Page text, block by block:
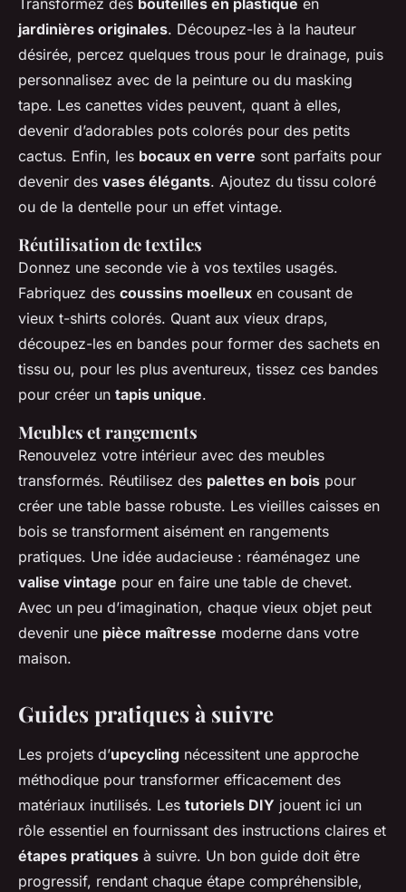
Transformez des bouteilles en plastique en
jardinières originales. Découpez-les à la hauteur
désirée, percez quelques trous pour le drainage, puis
personnalisez avec de la peinture ou du masking
tape. Les canettes vides peuvent, quant à elles,
devenir d’adorables pots colorés pour des petits
cactus. Enfin, les bocaux en verre sont parfaits pour
devenir des vases élégants. Ajoutez du tissu coloré
ou de la dentelle pour un effet vintage.
Réutilisation de textiles
Donnez une seconde vie à vos textiles usagés.
Fabriquez des coussins moelleux en cousant de
vieux t-shirts colorés. Quant aux vieux draps,
découpez-les en bandes pour former des sachets en
tissu ou, pour les plus aventureux, tissez ces bandes
pour créer un tapis unique.
Meubles et rangements
Renouvelez votre intérieur avec des meubles
transformés. Réutilisez des palettes en bois pour
créer une table basse robuste. Les vieilles caisses en
bois se transforment aisément en rangements
pratiques. Une idée audacieuse : réaménagez une
valise vintage pour en faire une table de chevet.
Avec un peu d’imagination, chaque vieux objet peut
devenir une pièce maîtresse moderne dans votre
maison.
Guides pratiques à suivre
Les projets d’upcycling nécessitent une approche
méthodique pour transformer efficacement des
matériaux inutilisés. Les tutoriels DIY jouent ici un
rôle essentiel en fournissant des instructions claires et
étapes pratiques à suivre. Un bon guide doit être
progressif, rendant chaque étape compréhensible,